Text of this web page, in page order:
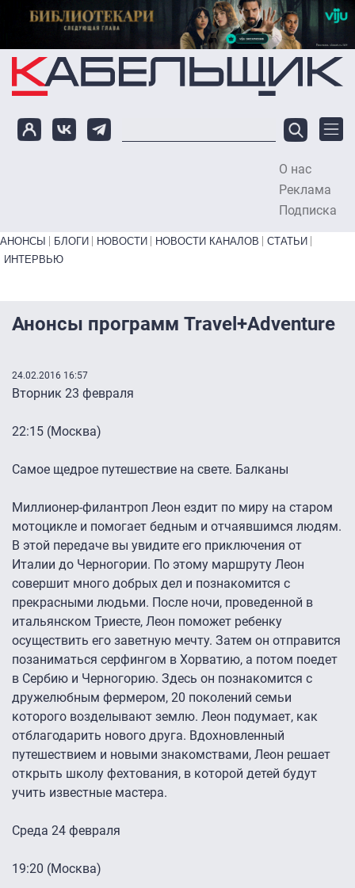
Перейти к основному содержанию
О нас
Реклама
Подписка
Primary links bottom
АНОНСЫ БЛОГИ НОВОСТИ НОВОСТИ КАНАЛОВ
СТАТЬИ
ИНТЕРВЬЮ
Анонсы программ Travel+Adventure
24.02.2016 16:57
Вторник 23 февраля
22:15 (Москва)
Самое щедрое путешествие на свете. Балканы
Миллионер-филантроп Леон ездит по миру на старом
мотоцикле и помогает бедным и отчаявшимся людям.
В этой передаче вы увидите его приключения от
Италии до Черногории. По этому маршруту Леон
совершит много добрых дел и познакомится с
прекрасными людьми. После ночи, проведенной в
итальянском Триесте, Леон поможет ребенку
осуществить его заветную мечту. Затем он отправится
позаниматься серфингом в Хорватию, а потом поедет
в Сербию и Черногорию. Здесь он познакомится с
дружелюбным фермером, 20 поколений семьи
которого возделывают землю. Леон подумает, как
отблагодарить нового друга. Вдохновленный
путешествием и новыми знакомствами, Леон решает
открыть школу фехтования, в которой детей будут
учить известные мастера.
Среда 24 февраля
19:20 (Москва)